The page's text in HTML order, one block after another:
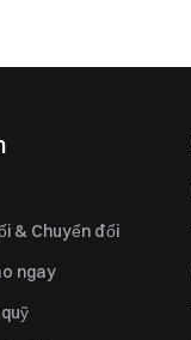
& Chuyển đổi
ngay